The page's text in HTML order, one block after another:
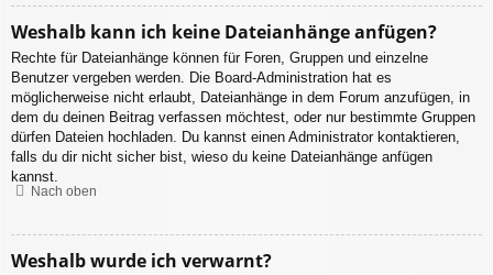
Weshalb kann ich keine Dateianhänge anfügen?
Rechte für Dateianhänge können für Foren, Gruppen und einzelne
Benutzer vergeben werden. Die Board-Administration hat es
möglicherweise nicht erlaubt, Dateianhänge in dem Forum anzufügen, in
dem du deinen Beitrag verfassen möchtest, oder nur bestimmte Gruppen
dürfen Dateien hochladen. Du kannst einen Administrator kontaktieren,
falls du dir nicht sicher bist, wieso du keine Dateianhänge anfügen
kannst.
Nach oben
Weshalb wurde ich verwarnt?